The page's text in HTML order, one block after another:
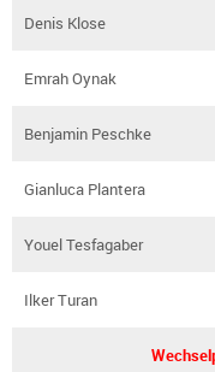
Denis Klose
Emrah Oynak
Benjamin Peschke
Gianluca Plantera
Youel Tesfagaber
Ilker Turan